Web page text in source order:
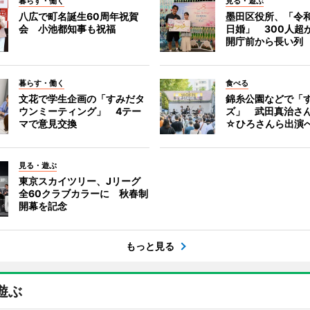
八広で町名誕生60周年祝賀
会 小池都知事も祝福
墨田区役所、「令
日婚」 300人超
開庁前から長い列
暮らす・働く
文花で学生企画の「すみだタ
ウンミーティング」 4テー
マで意見交換
食べる
錦糸公園などで「
ズ」 武田真治さ
☆ひろさんら出演
見る・遊ぶ
東京スカイツリー、Jリーグ
全60クラブカラーに 秋春制
開幕を記念
もっと見る
ぶ